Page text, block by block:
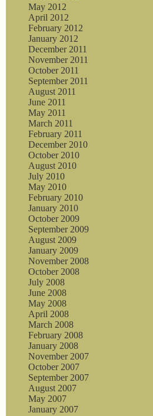
May 2012
April 2012
February 2012
January 2012
December 2011
November 2011
October 2011
September 2011
August 2011
June 2011
May 2011
March 2011
February 2011
December 2010
October 2010
August 2010
July 2010
May 2010
February 2010
January 2010
October 2009
September 2009
August 2009
January 2009
November 2008
October 2008
July 2008
June 2008
May 2008
April 2008
March 2008
February 2008
January 2008
November 2007
October 2007
September 2007
August 2007
May 2007
January 2007